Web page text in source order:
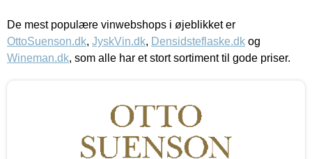
De mest populære vinwebshops i øjeblikket er
OttoSuenson.dk, JyskVin.dk, Densidsteflaske.dk og
Wineman.dk, som alle har et stort sortiment til gode priser.